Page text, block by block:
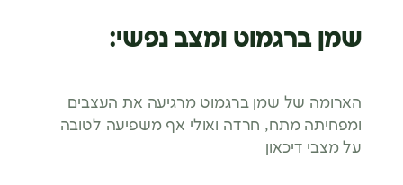
שמן ברגמוט ומצב נפשי:
הארומה של שמן ברגמוט מרגיעה את העצבים
ומפחיתה מתח, חרדה ואולי אף משפיעה לטובה
על מצבי דיכאון